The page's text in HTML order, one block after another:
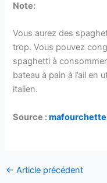
Note:
Vous aurez des
trop. Vous pouvez
spaghetti à
bateau à pain à l’ail en
italien.
Source :
← Article précédent